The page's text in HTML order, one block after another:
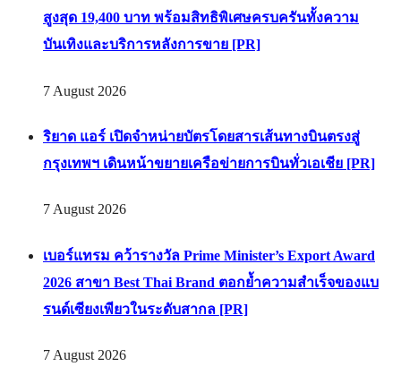
สูงสุด 19,400 บาท พร้อมสิทธิพิเศษครบครันทั้งความ
บันเทิงและบริการหลังการขาย [PR]
7 August 2026
ริยาด แอร์ เปิดจำหน่ายบัตรโดยสารเส้นทางบินตรงสู่
กรุงเทพฯ เดินหน้าขยายเครือข่ายการบินทั่วเอเชีย [PR]
7 August 2026
เบอร์แทรม คว้ารางวัล Prime Minister’s Export Award
2026 สาขา Best Thai Brand ตอกย้ำความสำเร็จของแบ
รนด์เซียงเพียวในระดับสากล [PR]
7 August 2026